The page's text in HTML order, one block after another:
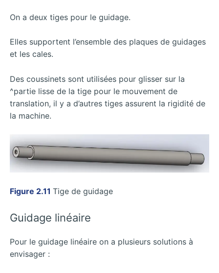
On a deux tiges pour le guidage.
Elles supportent l’ensemble des plaques de guidages
et les cales.
Des coussinets sont utilisées pour glisser sur la
^partie lisse de la tige pour le mouvement de
translation, il y a d’autres tiges assurent la rigidité de
la machine.
Figure 2.11 Tige de guidage
Guidage linéaire
Pour le guidage linéaire on a plusieurs solutions à
envisager :